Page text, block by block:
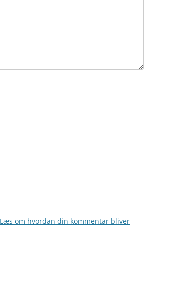
Læs om hvordan din kommentar bliver